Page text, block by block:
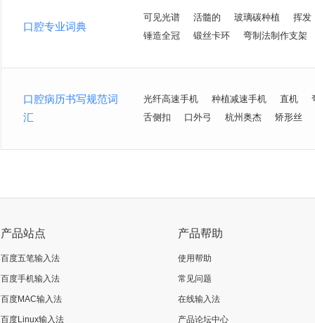
口腔专业词典
可见光谱 活髓的 玻璃碳种植
挥发
锤造全冠
锻丝卡环 弯制法制作支架
口腔病历书写规范词
汇
光纤高速手机 种植减速手机 直机
舌侧扣
口外弓 杭州奥杰 矫形丝
产品站点
百度五笔输入法
百度手机输入法
百度MAC输入法
百度Linux输入法
产品帮助
使用帮助
常见问题
在线输入法
产品论坛中心